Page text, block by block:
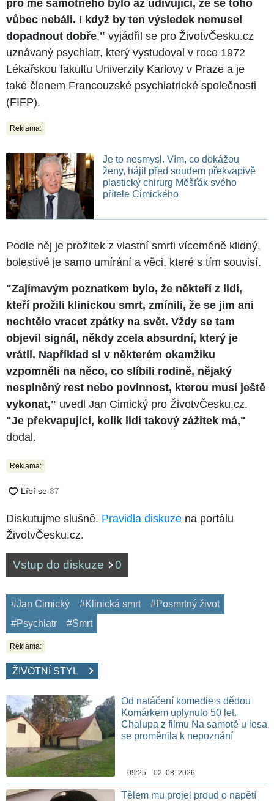
pro mě samotného bylo až udivující, že se toho
vůbec nebáli. I když by ten výsledek nemusel
dopadnout dobře," vyjádřil se pro ŽivotvČesku.cz
uznávaný psychiatr, který vystudoval v roce 1972
Lékařskou fakultu Univerzity Karlovy v Praze a je
také členem Francouzské psychiatrické společnosti
(FIFP).
Reklama:
Je to nesmysl. Vím, co dokážou
ženy, hájil před soudem překvapivě
plastický chirurg Měšťák svého
přítele Cimického
Podle něj je prožitek z vlastní smrti víceméně klidný,
bolestivé je samo umírání a věci, které s tím souvisí.
"Zajímavým poznatkem bylo, že někteří z lidí,
kteří prožili klinickou smrt, zmínili, že se jim ani
nechtělo vracet zpátky na svět. Vždy se tam
objevil signál, někdy zcela absurdní, který je
vrátil. Například si v některém okamžiku
vzpomněli na něco, co slíbili rodině, nějaký
nesplněný rest nebo povinnost, kterou musí ještě
vykonat," uvedl Jan Cimický pro ŽivotvČesku.cz.
"Je překvapující, kolik lidí takový zážitek má,"
dodal.
Reklama:
Diskutujme slušně. Pravidla diskuze na portálu
ŽivotvČesku.cz.
Vstup do diskuze 0
#Jan Cimický #Klinická smrt
#Posmrtný život
#Psychiatr
#Smrt
Reklama:
ŽIVOTNÍ STYL
Od natáčení komedie s dědou
Komárkem uplynulo 50 let.
Chalupa z filmu Na samotě u lesa
se proměnila k nepoznání
09:25 02. 08. 2026
Tělem mu projel proud o napětí